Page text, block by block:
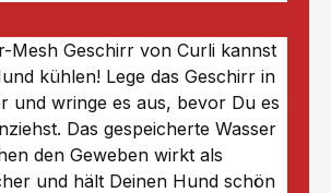
Mesh Geschirr von Curli kannst
kühlen! Lege das Geschirr in
und wringe es aus, bevor Du es
Das gespeicherte Wasser
den Geweben wirkt als
und hält Deinen Hund schön